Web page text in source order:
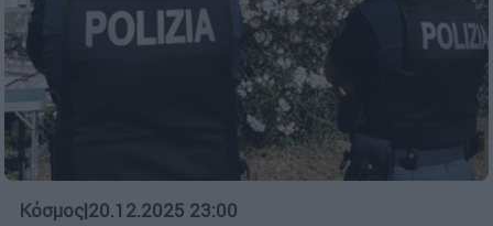
Κόσμος|20.12.2025 23:00